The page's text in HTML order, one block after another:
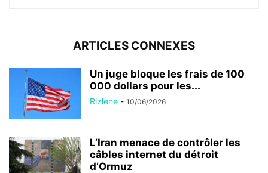
ARTICLES CONNEXES
Un juge bloque les frais de 100
000 dollars pour les...
Rizlene - 10/06/2026
L’Iran menace de contrôler les
câbles internet du détroit
d’Ormuz